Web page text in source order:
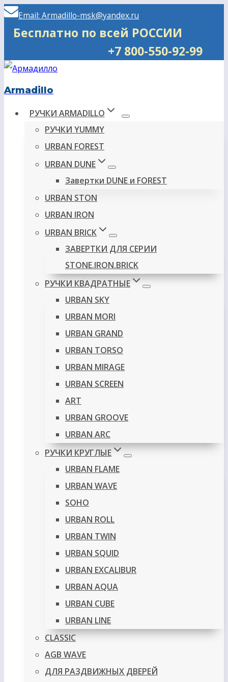
Перейти
Email: Armadillo-msk@yandex.ru
Бесплатно по всей РОССИИ
+7 800-550-92-99
Armadillo
РУЧКИ ARMADILLO
РУЧКИ YUMMY
URBAN FOREST
URBAN DUNE
Завертки DUNE и FOREST
URBAN STON
URBAN IRON
URBAN BRICK
ЗАВЕРТКИ ДЛЯ СЕРИИ
STONE.IRON.BRICK
РУЧКИ КВАДРАТНЫЕ
URBAN SKY
URBAN MORI
URBAN GRAND
URBAN TORSO
URBAN MIRAGE
URBAN SCREEN
ART
URBAN GROOVE
URBAN ARC
РУЧКИ КРУГЛЫЕ
URBAN FLAME
URBAN WAVE
SOHO
URBAN ROLL
URBAN TWIN
URBAN SQUID
URBAN EXCALIBUR
URBAN AQUA
URBAN CUBE
URBAN LINE
CLASSIC
AGB WAVE
ДЛЯ РАЗДВИЖНЫХ ДВЕРЕЙ